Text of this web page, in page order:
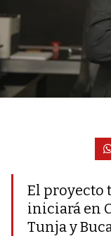
El proyecto
iniciará en
Tunja y